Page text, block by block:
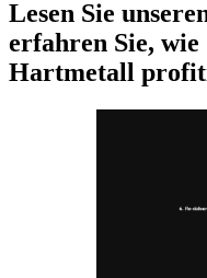
Lesen Sie
erfahren Sie, wie
Hartmetall